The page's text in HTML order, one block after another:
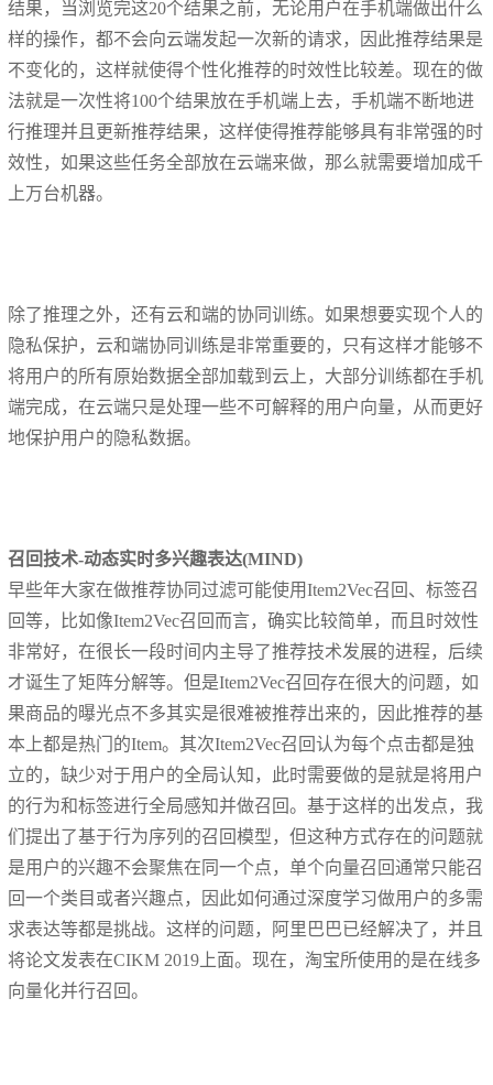
结果，当浏览完这20个结果之前，无论用户在手机端做出什么
样的操作，都不会向云端发起一次新的请求，因此推荐结果是
不变化的，这样就使得个性化推荐的时效性比较差。现在的做
法就是一次性将100个结果放在手机端上去，手机端不断地进
行推理并且更新推荐结果，这样使得推荐能够具有非常强的时
效性，如果这些任务全部放在云端来做，那么就需要增加成千
上万台机器。
除了推理之外，还有云和端的协同训练。如果想要实现个人的
隐私保护，云和端协同训练是非常重要的，只有这样才能够不
将用户的所有原始数据全部加载到云上，大部分训练都在手机
端完成，在云端只是处理一些不可解释的用户向量，从而更好
地保护用户的隐私数据。
召回技术-动态实时多兴趣表达(MIND)
早些年大家在做推荐协同过滤可能使用Item2Vec召回、标签召
回等，比如像Item2Vec召回而言，确实比较简单，而且时效性
非常好，在很长一段时间内主导了推荐技术发展的进程，后续
才诞生了矩阵分解等。但是Item2Vec召回存在很大的问题，如
果商品的曝光点不多其实是很难被推荐出来的，因此推荐的基
本上都是热门的Item。其次Item2Vec召回认为每个点击都是独
立的，缺少对于用户的全局认知，此时需要做的是就是将用户
的行为和标签进行全局感知并做召回。基于这样的出发点，我
们提出了基于行为序列的召回模型，但这种方式存在的问题就
是用户的兴趣不会聚焦在同一个点，单个向量召回通常只能召
回一个类目或者兴趣点，因此如何通过深度学习做用户的多需
求表达等都是挑战。这样的问题，阿里巴巴已经解决了，并且
将论文发表在CIKM 2019上面。现在，淘宝所使用的是在线多
向量化并行召回。